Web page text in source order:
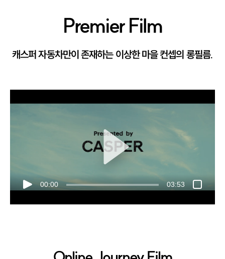
Premier Film
캐스퍼 자동차만이 존재하는 이상한 마을 컨셉의 롱필름.
00:00 03:53